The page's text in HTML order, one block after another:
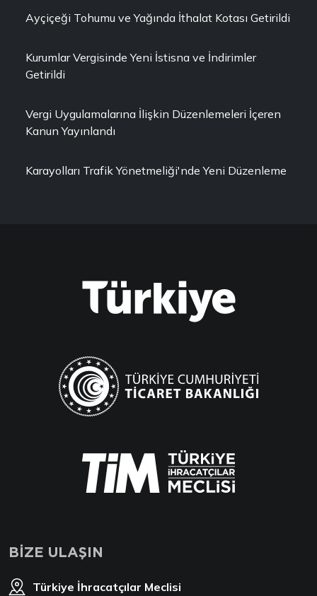
Ayçiçeği Tohumu ve Yağında İthalat Kotası Getirildi
Kurumlar Vergisinde Yeni İstisna ve İndirimler
Getirildi
Vergi Uygulamalarına İlişkin Düzenlemeleri İçeren
Kanun Yayınlandı
Karayolları Trafik Yönetmeliği'nde Yeni Düzenleme
BİZE ULAŞIN
Türkiye İhracatçılar Meclisi